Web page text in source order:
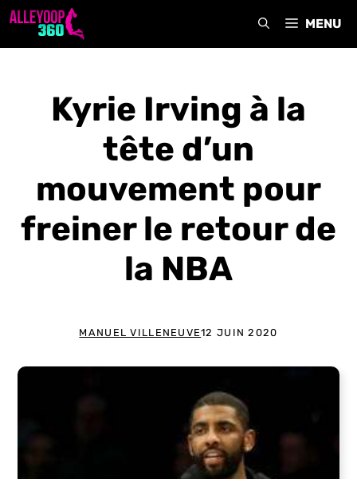
Aller
MENU
Kyrie Irving à la
tête d’un
mouvement pour
freiner le retour de
la NBA
MANUEL VILLENEUVE12 JUIN 2020